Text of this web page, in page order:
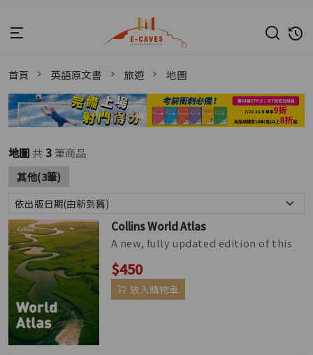
首頁 英語原文書 旅遊 地圖
地圖共 3 筆商品
其他(3筆)
Collins World Atlas
A new, fully updated edition of this
bestselling atlas of the world. Great
value and contains all th...
$450
放入購物車